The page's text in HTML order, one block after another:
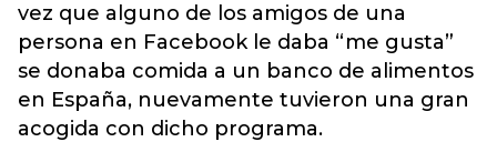
vez que alguno de los amigos de una
persona en Facebook le daba “me gusta”
se donaba comida a un banco de alimentos
en España, nuevamente tuvieron una gran
acogida con dicho programa.